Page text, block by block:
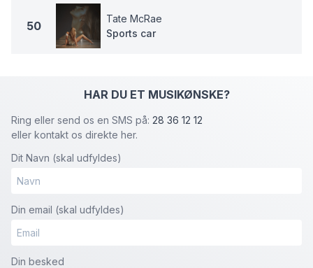
50
Tate McRae
Sports car
HAR DU ET MUSIKØNSKE?
Ring eller send os en SMS på: 28 36 12 12
eller kontakt os direkte her.
Dit Navn (skal udfyldes)
Din email (skal udfyldes)
Din besked